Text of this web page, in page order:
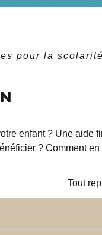
pour la scolarité
enfant ? Une aide
? Comment
Tout